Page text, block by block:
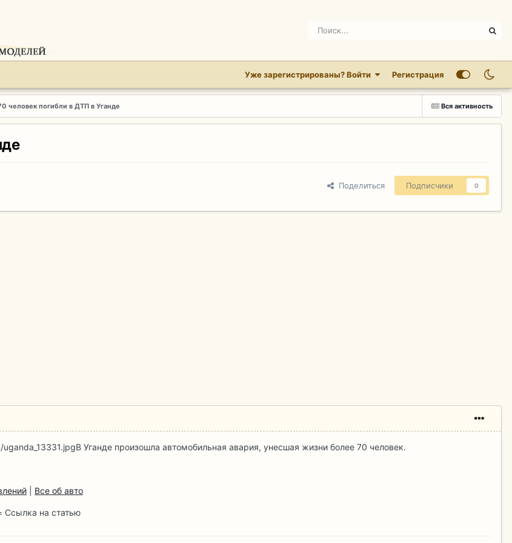
Уже зарегистрированы? Войти Регистрация
Вся активность
человек погибли в ДТП в Уганде
Поделиться Подписчики 0
В Уганде произошла автомобильная авария, унесшая жизни более 70 человек.
Все об авто
Ссылка на статью